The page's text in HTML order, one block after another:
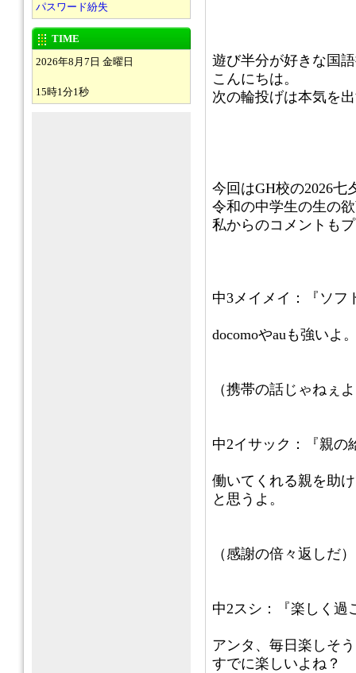
パスワード紛失
TIME
2026年8月7日 金曜日
15時1分1秒
遊び半分が好きな国
こんにちは。
次の輪投げは本気を
今回はGH校の2026七
令和の中学生の生の
私からのコメントも
中3メイメイ：『ソフ
docomoやauも強いよ
（携帯の話じゃねぇ
中2イサック：『親の
働いてくれる親を助
と思うよ。
（感謝の倍々返しだ）
中2スシ：『楽しく過
アンタ、毎日楽しそ
すでに楽しいよね？